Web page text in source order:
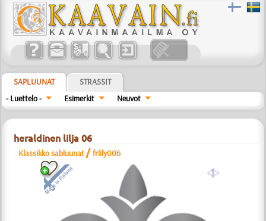
SAPLUUNAT
STRASSIT
- Luettelo -
Esimerkit Neuvot
heraldinen lilja 06
Klassikko sabluunat /frlily006
a